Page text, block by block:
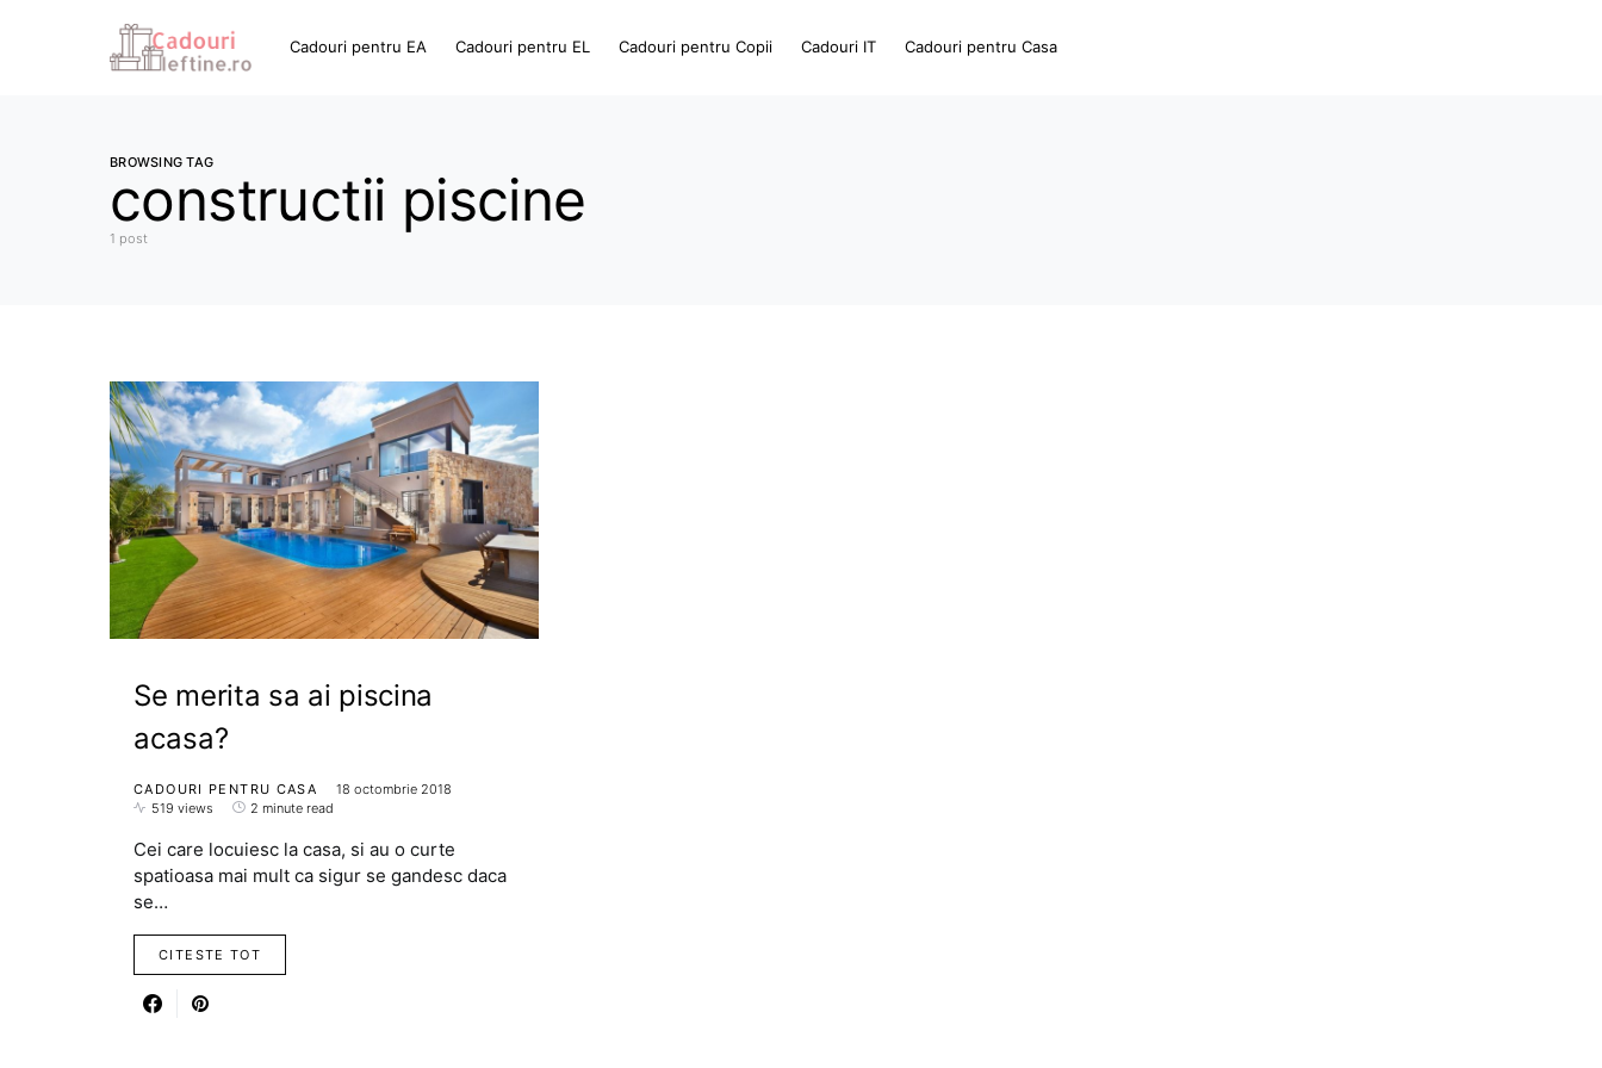
Cadouri pentru EA Cadouri pentru EL Cadouri pentru Copii Cadouri IT Cadouri pentru Casa
BROWSING TAG
constructii piscine
1 post
Se merita sa ai piscina
acasa?
CADOURI PENTRU CASA
18 octombrie 2018
519 views
2 minute read
Cei care locuiesc la casa, si au o curte
spatioasa mai mult ca sigur se gandesc daca
se…
CITESTE TOT